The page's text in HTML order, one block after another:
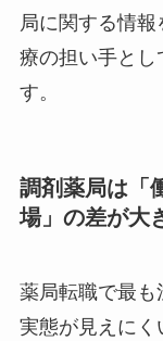
局に関する情
療の担い手とし
す。
調剤薬局は「
場」の差が大
薬局転職で最も
実態が見えにく